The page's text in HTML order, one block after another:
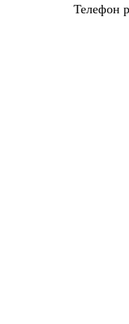
Телефон